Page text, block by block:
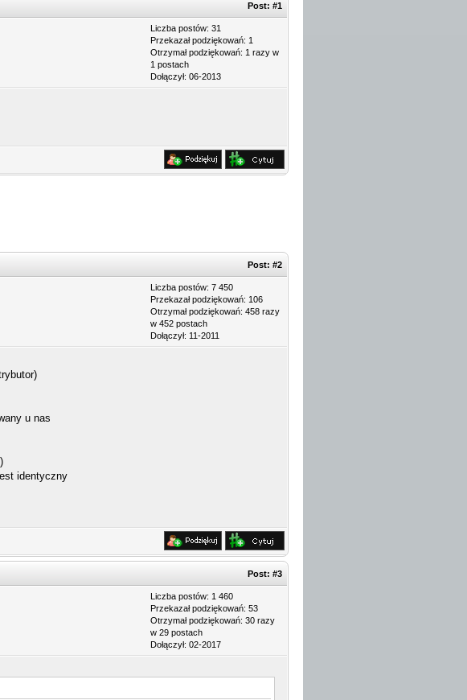
Post: #1
Liczba postów: 31
Przekazał podziękowań: 1
Otrzymał podziękowań: 1 razy w
1 postach
Dołączył: 06-2013
Post: #2
Liczba postów: 7 450
Przekazał podziękowań: 106
Otrzymał podziękowań: 458 razy
w 452 postach
Dołączył: 11-2011
u nas
identyczny
Post: #3
Liczba postów: 1 460
Przekazał podziękowań: 53
Otrzymał podziękowań: 30 razy
w 29 postach
Dołączył: 02-2017